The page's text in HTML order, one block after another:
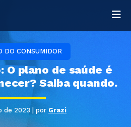
DO CONSUMIDOR
O plano de saúde é
Saiba quando.
de 2023 | por Grazi